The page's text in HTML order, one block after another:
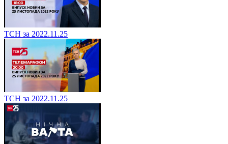
ТСН за 2022.11.25
ТСН за 2022.11.25